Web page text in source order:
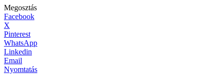
Megosztás
Facebook
X
Pinterest
WhatsApp
Linkedin
Email
Nyomtatás